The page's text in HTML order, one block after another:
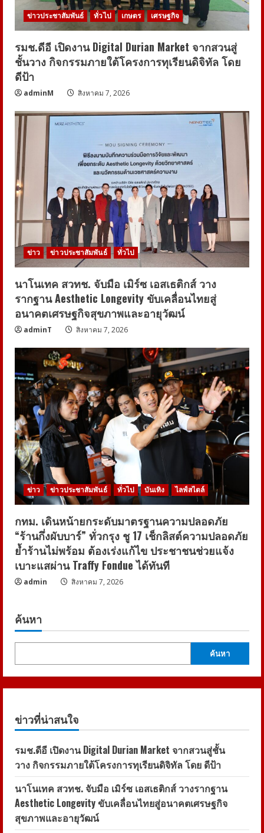
ข่าวประชาสัมพันธ์ ทั่วไป เกษตร เศรษฐกิจ
รมช.ดีอี เปิดงาน Digital Durian Market จากสวนสู่
ชั้นวาง กิจกรรมภายใต้โครงการทุเรียนดิจิทัล โดย
ดีป้า
adminM สิงหาคม 7, 2026
ข่าว ข่าวประชาสัมพันธ์ ทั่วไป
นาโนเทค สวทช. จับมือ เมิร์ซ เอสเธติกส์ วาง
รากฐาน Aesthetic Longevity ขับเคลื่อนไทยสู่
อนาคตเศรษฐกิจสุขภาพและอายุวัฒน์
adminT สิงหาคม 7, 2026
ข่าว ข่าวประชาสัมพันธ์ ทั่วไป บันเทิง ไลฟ์สไตล์
กทม. เดินหน้ายกระดับมาตรฐานความปลอดภัย
“ร้านกึ่งผับบาร์” ทั่วกรุง ชู 17 เช็กลิสต์ความปลอดภัย
ย้ำร้านไม่พร้อม ต้องเร่งแก้ไข ประชาชนช่วยแจ้ง
เบาะแสผ่าน Traffy Fondue ได้ทันที
admin สิงหาคม 7, 2026
ค้นหา
ค้นหา
ข่าวที่น่าสนใจ
รมช.ดีอี เปิดงาน Digital Durian Market จากสวนสู่ชั้น
วาง กิจกรรมภายใต้โครงการทุเรียนดิจิทัล โดย ดีป้า
นาโนเทค สวทช. จับมือ เมิร์ซ เอสเธติกส์ วางรากฐาน
Aesthetic Longevity ขับเคลื่อนไทยสู่อนาคตเศรษฐกิจ
สุขภาพและอายุวัฒน์